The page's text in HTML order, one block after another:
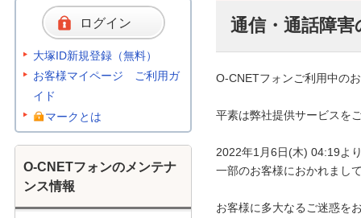
通信・通話障
O-CNETフォンご利用中の
平素は弊社提供サービスを
2022年1月6日(木) 04:19よ
一部のお客様におかれまし
お客様に多大なるご迷惑を
ログイン
大塚ID新規登録（無料）
お客様マイページ ご利用ガ
イド
マークとは
O-CNETフォンのメンテナ
ンス情報